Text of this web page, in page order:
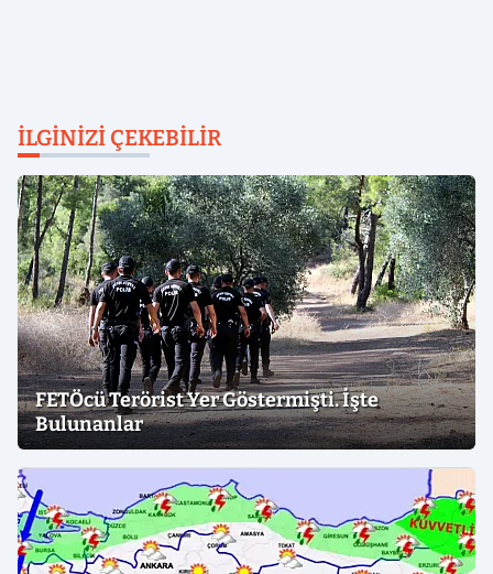
İLGINIZI ÇEKEBILIR
FETÖcü Terörist Yer Göstermişti. İşte
Bulunanlar